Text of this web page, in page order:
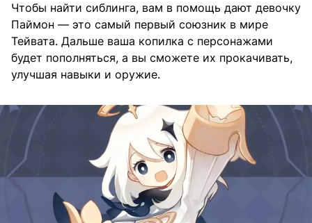
Чтобы найти сиблинга, вам в помощь дают девочку
Паймон — это самый первый союзник в мире
Тейвата. Дальше ваша копилка с персонажами
будет пополняться, а вы сможете их прокачивать,
улучшая навыки и оружие.